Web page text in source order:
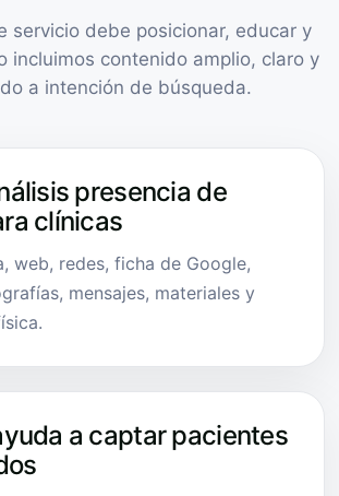
servicio debe posicionar, educar y
incluimos contenido amplio, claro y
a intención de búsqueda.
presencia de
clínicas
web, redes, ficha de Google,
mensajes, materiales y
a captar pacientes